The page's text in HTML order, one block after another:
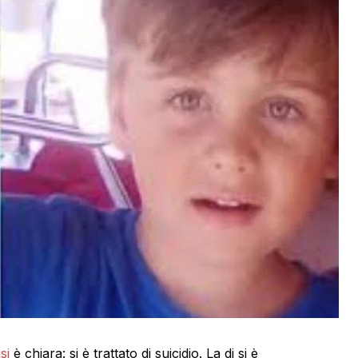
è chiara: si è trattato di suicidio. La dj si è